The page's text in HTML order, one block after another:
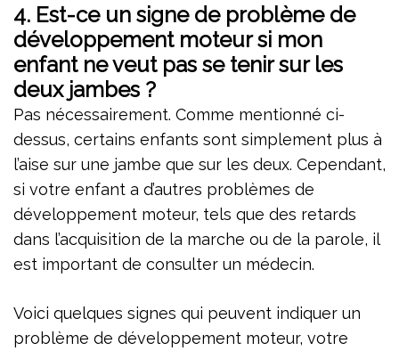
4. Est-ce un signe de problème de
développement moteur si mon
enfant ne veut pas se tenir sur les
deux jambes ?
Pas nécessairement. Comme mentionné ci-
dessus, certains enfants sont simplement plus à
l’aise sur une jambe que sur les deux. Cependant,
si votre enfant a d’autres problèmes de
développement moteur, tels que des retards
dans l’acquisition de la marche ou de la parole, il
est important de consulter un médecin.
Voici quelques signes qui peuvent indiquer un
problème de développement moteur, votre